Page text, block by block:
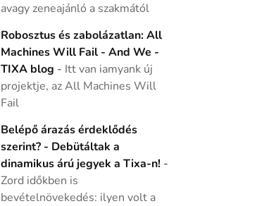
avagy zeneajánló a szakmától
Robosztus és zabolázatlan: All
Machines Will Fail - And We -
TIXA blog - Itt van iamyank új
projektje, az All Machines Will
Fail
Belépő árazás érdeklődés
szerint? - Debütáltak a
dinamikus árú jegyek a Tixa-n! -
Zord időkben is
bevételnövekedés: ilyen volt a